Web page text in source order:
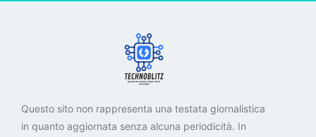
Questo sito non rappresenta una testata giornalistica
in quanto aggiornata senza alcuna periodicità. In